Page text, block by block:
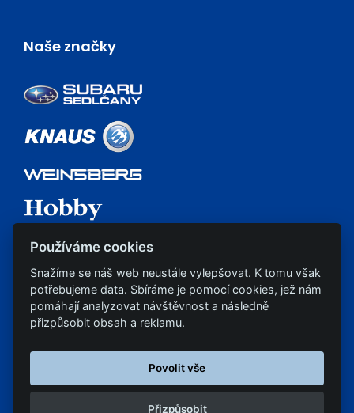
Naše značky
Všechna práva vyhrazena © 2026, Auto Vero s.r.o.,
uvedené informace jsou pouze informativního charakteru
Používáme cookies
Snažíme se náš web neustále vylepšovat. K tomu však
potřebujeme data. Sbíráme je pomocí cookies, jež nám
pomáhají analyzovat návštěvnost a následně
přizpůsobit obsah a reklamu.
Povolit vše
Přizpůsobit